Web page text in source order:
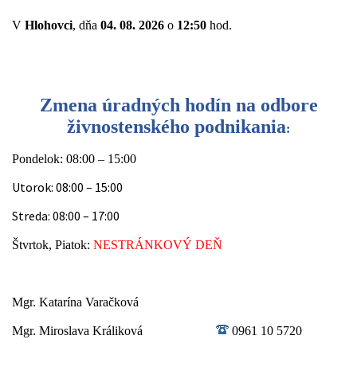
V Hlohovci, dňa 04. 08. 2026 o 12:50 hod.
Zmena úradných hodín na odbore
živnostenského podnikania:
Pondelok: 08:00 – 15:00
Utorok: 08:00 – 15:00
Streda: 08:00 – 17:00
Štvrtok, Piatok: NESTRÁNKOVÝ DEŇ
Mgr. Katarína Varačková
Mgr. Miroslava Králiková 0961 10 5720